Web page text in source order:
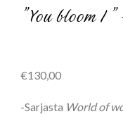
”You bloom
€130,00
-Sarjasta World of